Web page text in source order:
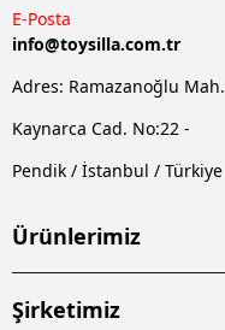
E-Posta
info@toysilla.com.tr
Adres: Ramazanoğlu Mah.
Kaynarca Cad. No:22 -
Pendik / İstanbul / Türkiye
Ürünlerimiz
Şirketimiz